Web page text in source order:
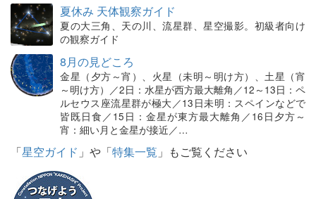
夏休み 天体観察ガイド
夏の大三角、天の川、流星群、星空撮影。初級者向け
の観察ガイド
8月の見どころ
金星（夕方～宵）、火星（未明～明け方）、土星（宵
～明け方）／2日：水星が西方最大離角／12～13日：ペ
ルセウス座流星群が極大／13日未明：スペインなどで
皆既日食／15日：金星が東方最大離角／16日夕方～
宵：細い月と金星が接近／…
「星空ガイド 」や「特集一覧 」もご覧ください